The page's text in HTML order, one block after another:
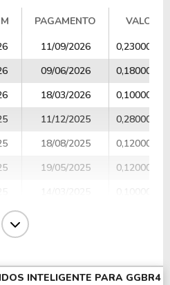
PAGAMENTO
VALOR
PAGAMENTO VALOR
11/09/2026
0,23000000
09/06/2026
0,18000000
18/03/2026
0,10000000
11/12/2025
0,28000000
18/08/2025
0,12000000
19/05/2025
0,12000000
27/05/2024 0,28000000
INTELIGENTE PARA GGBR4